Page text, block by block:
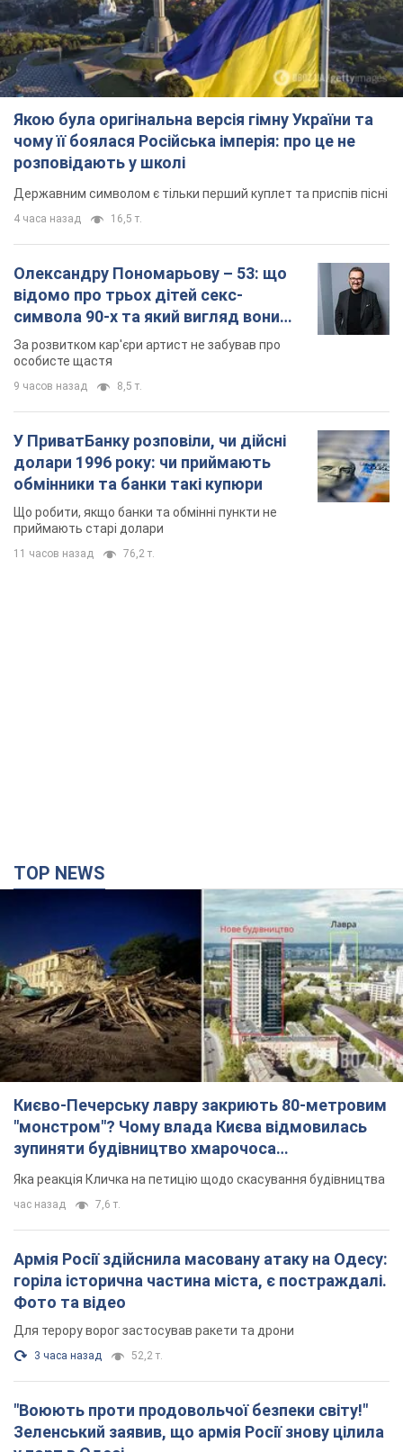
Якою була оригінальна версія гімну України та
чому її боялася Російська імперія: про це не
розповідають у школі
Державним символом є тільки перший куплет та приспів пісні
4 часа назад 16,5 т.
Олександру Пономарьову – 53: що
відомо про трьох дітей секс-
символа 90-х та який вигляд вони
мають
За розвитком кар'єри артист не забував про
особисте щастя
9 часов назад 8,5 т.
У ПриватБанку розповіли, чи дійсні
долари 1996 року: чи приймають
обмінники та банки такі купюри
Що робити, якщо банки та обмінні пункти не
приймають старі долари
11 часов назад 76,2 т.
TOP NEWS
Києво-Печерську лавру закриють 80-метровим
"монстром"? Чому влада Києва відмовилась
зупиняти будівництво хмарочоса
"московського вірянина"
Яка реакція Кличка на петицію щодо скасування будівництва
час назад 7,6 т.
Армія Росії здійснила масовану атаку на Одесу:
горіла історична частина міста, є постраждалі.
Фото та відео
Для терору ворог застосував ракети та дрони
3 часа назад 52,2 т.
"Воюють проти продовольчої безпеки світу!"
Зеленський заявив, що армія Росії знову цілила